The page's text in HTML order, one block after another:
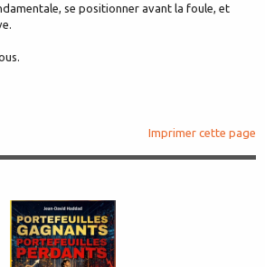
se positionner avant la foule, et
Imprimer cette page